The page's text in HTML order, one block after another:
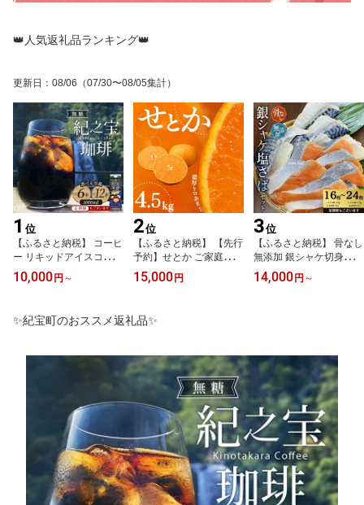
👑人気返礼品ランキング👑
更新日 ： 08/06 （07/30〜08/05集計）
1 位
【ふるさと納税】 コーヒ
ー リキッドアイスコーヒ
ー 『紀之宝珈琲』 1L×6
本 12本 選べる本数 加藤
ヒー 珈琲 ドリンク 飲料
自家焙煎 無添加 無糖 無
送料無料
10,000 円 ～
2位
【ふるさと納税】 【先行
予約】せとか ご家庭用 4.
5kg 大小混合 みかん ミ
カン 蜜柑 柑橘 果物 くだ
地直送 農家直送 送料無
年3月から4月上旬までに
順次発送】
15,000 円
3位
【ふるさと納税】 骨なし
無添加 銀シャケ切身と塩
さばのセット！選べる容
量 計8枚〜24枚 定期便
量 小分け ごはんのお供
焼き魚
14,000 円 ～
✨紀宝町のおススメ返礼品✨